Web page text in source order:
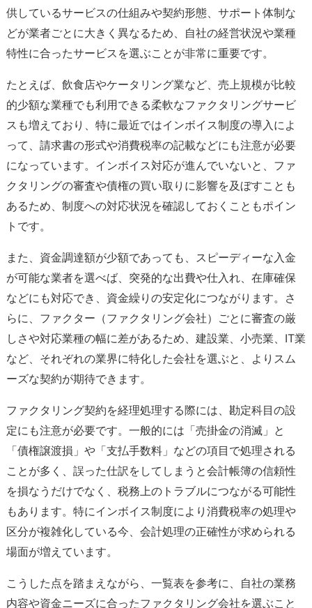
供しているサービスの仕組みや契約形態、サポート体制な
どが業者ごとに大きく異なるため、自社の経営状況や業種
特性に合ったサービスを選ぶことが非常に重要です。
たとえば、飲食店やケータリング業など、売上規模が比較
的少額な業種でも利用できる柔軟なファクタリングサービ
スも増えており、特に最近ではインボイス制度の導入によ
って、請求書の形式や消費税率の記載などにも注意が必要
になっています。インボイス対応が進んでいないと、ファ
クタリングの審査や債権の買い取りに影響を及ぼすことも
あるため、制度への対応状況を確認しておくこともポイン
トです。
また、資金調達額が少額であっても、スピーディーな入金
が可能な業者を選べば、突発的な出費や仕入れ、在庫確保
などにも対応でき、資金繰りの安定化につながります。さ
らに、ファクター（ファクタリング会社）ごとに審査の厳
しさや対応業種の幅に差があるため、建設業、小売業、IT業
など、それぞれの業界に特化した会社を選ぶと、よりスム
ーズな契約が期待できます。
ファクタリング契約を経理処理する際には、勘定科目の設
定にも注意が必要です。一般的には「売掛金の消滅」と
「債権譲渡損」や「支払手数料」などの項目で処理される
ことが多く、誤った仕訳をしてしまうと会計帳簿の信頼性
を損なうだけでなく、税務上のトラブルにつながる可能性
もあります。特にインボイス制度により消費税率の処理や
区分が複雑化している今、会計処理の正確性が求められる
場面が増えています。
こうした点を踏まえながら、一覧表を参考に、自社の業務
内容や資金ニーズに合ったファクタリング会社を選ぶこと